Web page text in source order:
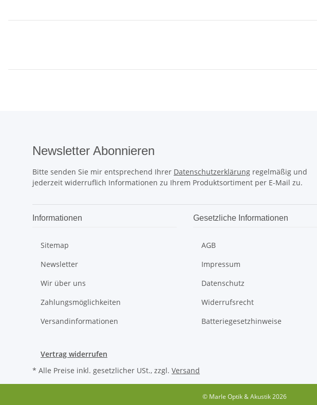
Newsletter Abonnieren
Bitte senden Sie mir entsprechend Ihrer Datenschutzerklärung regelmäßig und
jederzeit widerruflich Informationen zu Ihrem Produktsortiment per E-Mail zu.
Informationen
Sitemap
Newsletter
Wir über uns
Zahlungsmöglichkeiten
Versandinformationen
Gesetzliche Informationen
AGB
Impressum
Datenschutz
Widerrufsrecht
Batteriegesetzhinweise
Vertrag widerrufen
* Alle Preise inkl. gesetzlicher USt., zzgl. Versand
© Marle Optik & Akustik 2026